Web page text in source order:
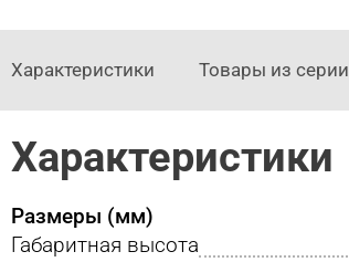
Характеристики Товары из серии
Характеристики
Размеры (мм)
Габаритная высота